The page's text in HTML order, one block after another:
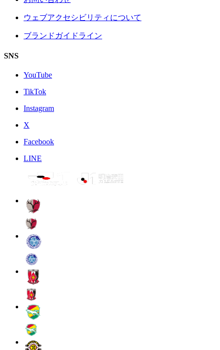
ウェブアクセシビリティについて
ブランドガイドライン
SNS
YouTube
TikTok
Instagram
X
Facebook
LINE